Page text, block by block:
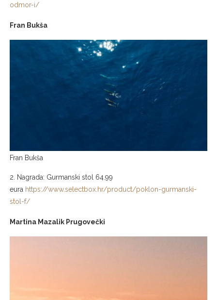
odmor-i/
Fran Bukša
Fran Bukša
2. Nagrada: Gurmanski stol 64.99
eura https://www.selectbox.hr/product/poklon-gurmanski-
stol-f/
Martina Mazalik Prugovečki